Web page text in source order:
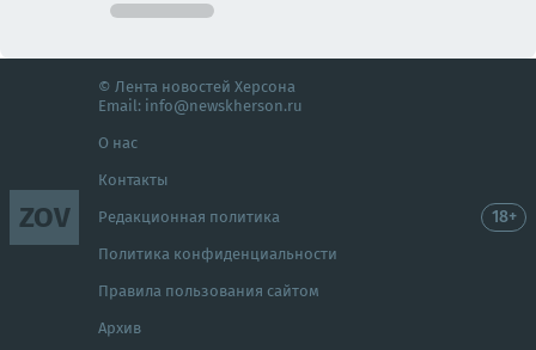
ZOV
© Лента новостей Херсона
Email: info@newskherson.ru
О нас
Контакты
Редакционная политика
Политика конфиденциальности
Правила пользования сайтом
Архив
18+